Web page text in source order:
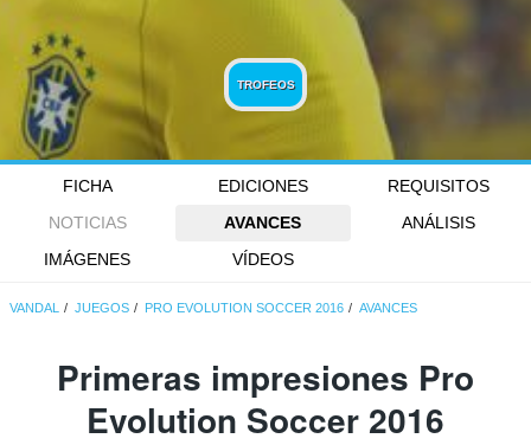
TROFEOS
FICHA EDICIONES
REQUISITOS
NOTICIAS
AVANCES
ANÁLISIS
IMÁGENES
VÍDEOS
VANDAL JUEGOS PRO EVOLUTION SOCCER 2016 AVANCES
Primeras impresiones Pro
Evolution Soccer 2016